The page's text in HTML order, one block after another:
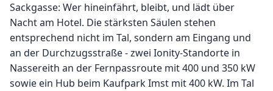
Sackgasse: Wer hineinfährt, bleibt, und lädt über
Nacht am Hotel. Die stärksten Säulen stehen
entsprechend nicht im Tal, sondern am Eingang und
an der Durchzugsstraße - zwei Ionity-Standorte in
Nassereith an der Fernpassroute mit 400 und 350 kW
sowie ein Hub beim Kaufpark Imst mit 400 kW. Im Tal